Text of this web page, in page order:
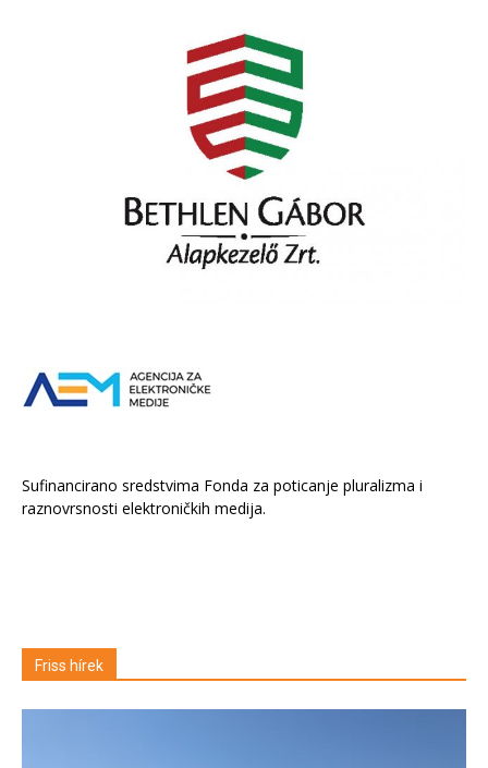
Sufinancirano sredstvima Fonda za poticanje pluralizma i
raznovrsnosti elektroničkih medija.
Friss hírek